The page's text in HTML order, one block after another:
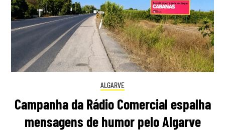
ALGARVE
Campanha da Rádio Comercial espalha
mensagens de humor pelo Algarve